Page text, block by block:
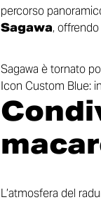
percorso
Sagawa,
Sagawa è tornato
Icon Custom Blue:
L’atmosfera del